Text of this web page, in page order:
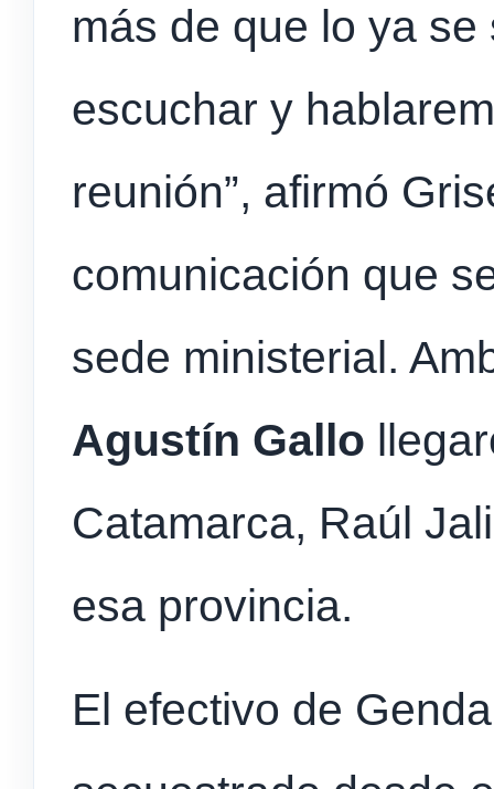
más de que lo ya
escuchar y
reunión”, afirmó
comunicación que
sede ministerial.
Agustín Gallo
Catamarca, Raúl
esa provincia.
El efectivo de